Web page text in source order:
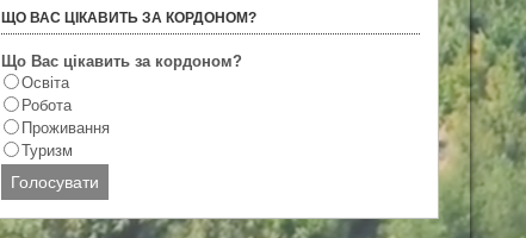
ЩО ВАС ЦІКАВИТЬ ЗА КОРДОНОМ?
Що Вас цікавить за кордоном?
Освіта
Робота
Проживання
Туризм